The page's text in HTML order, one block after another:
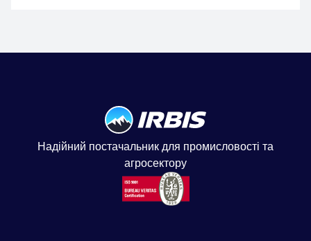
Надійний постачальник для промисловості та
агросектору